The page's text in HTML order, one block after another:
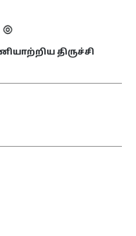
திருச்சி